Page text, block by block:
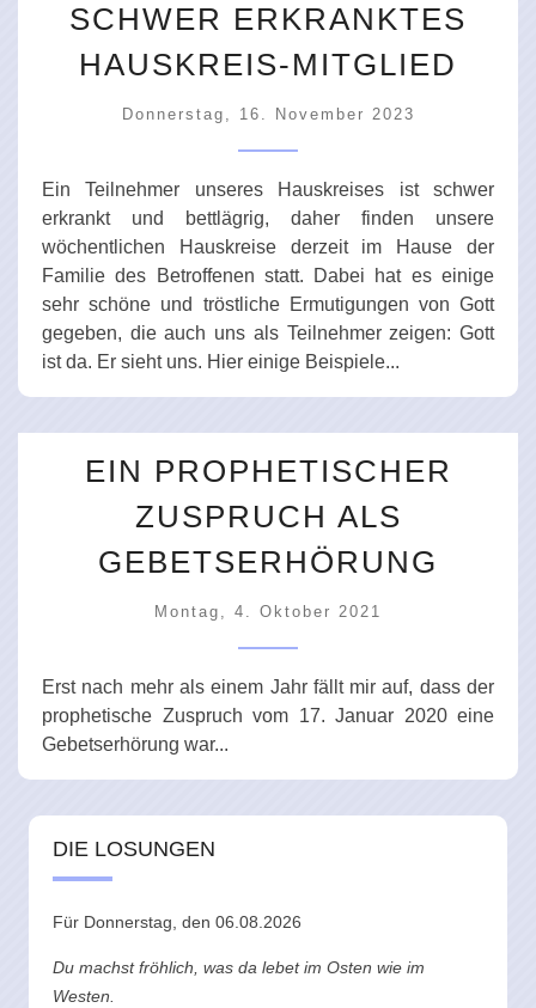
SCHWER ERKRANKTES
HAUSKREIS-MITGLIED
Donnerstag, 16. November 2023
Ein Teilnehmer unseres Hauskreises ist schwer
erkrankt und bettlägrig, daher finden unsere
wöchentlichen Hauskreise derzeit im Hause der
Familie des Betroffenen statt. Dabei hat es einige
sehr schöne und tröstliche Ermutigungen von Gott
gegeben, die auch uns als Teilnehmer zeigen: Gott
ist da. Er sieht uns. Hier einige Beispiele...
EIN PROPHETISCHER
ZUSPRUCH ALS
GEBETSERHÖRUNG
Montag, 4. Oktober 2021
Erst nach mehr als einem Jahr fällt mir auf, dass der
prophetische Zuspruch vom 17. Januar 2020 eine
Gebetserhörung war...
DIE LOSUNGEN
Für Donnerstag, den 06.08.2026
Du machst fröhlich, was da lebet im Osten wie im
Westen.